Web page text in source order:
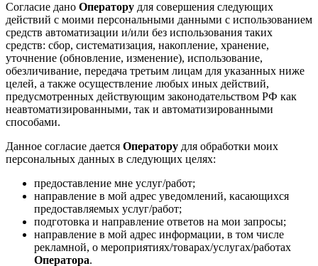
Согласие дано Оператору для совершения следующих
действий с моими персональными данными с использованием
средств автоматизации и/или без использования таких
средств: сбор, систематизация, накопление, хранение,
уточнение (обновление, изменение), использование,
обезличивание, передача третьим лицам для указанных ниже
целей, а также осуществление любых иных действий,
предусмотренных действующим законодательством РФ как
неавтоматизированными, так и автоматизированными
способами.
Данное согласие дается Оператору для обработки моих
персональных данных в следующих целях:
предоставление мне услуг/работ;
направление в мой адрес уведомлений, касающихся
предоставляемых услуг/работ;
подготовка и направление ответов на мои запросы;
направление в мой адрес информации, в том числе
рекламной, о мероприятиях/товарах/услугах/работах
Оператора.